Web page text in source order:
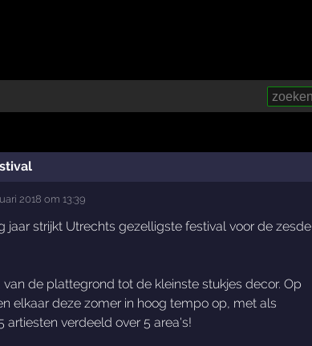
2018 om 13:39
jaar strijkt Utrechts gezelligste festival voor de zesde
de plattegrond tot de kleinste stukjes decor. Op
elkaar deze zomer in hoog tempo op, met als
verdeeld over 5 area's!